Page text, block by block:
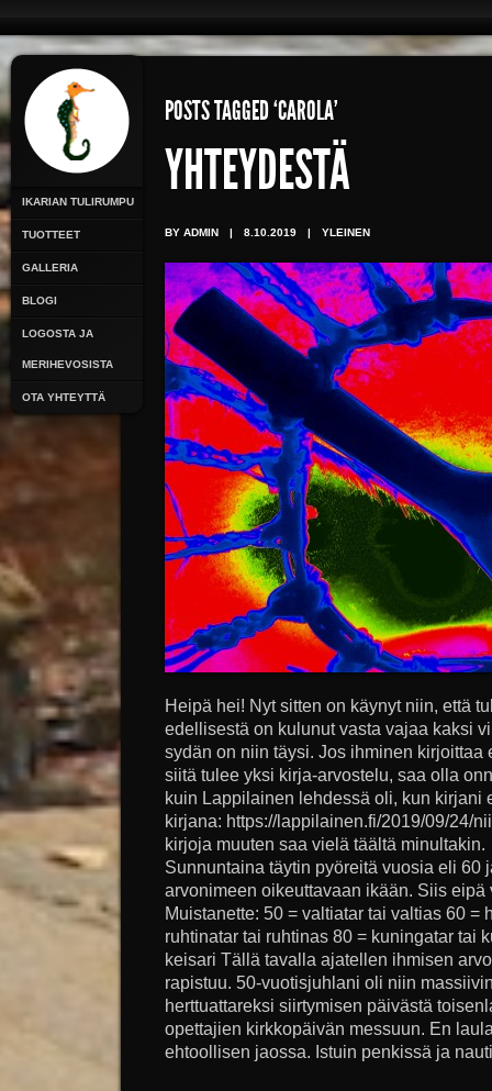
IKARIAN TULIRUMPU
TUOTTEET
GALLERIA
BLOGI
LOGOSTA JA
MERIHEVOSISTA
OTA YHTEYTTÄ
POSTS TAGGED ‘CAROLA’
YHTEYDESTÄ
BY ADMIN | 8.10.2019 | YLEINEN
Heipä hei! Nyt sitten on käynyt niin, että
edellisestä on kulunut vasta vajaa kaksi
sydän on niin täysi. Jos ihminen
siitä tulee yksi kirja-arvostelu, saa olla
kuin Lappilainen lehdessä oli, kun kirjani
kirjana: https://lappilainen.fi/2019/09/24/
kirjoja muuten saa vielä täältä
Sunnuntaina täytin pyöreitä vuosia eli 60
arvonimeen oikeuttavaan ikään. Siis
Muistanette: 50 = valtiatar tai valtias 60 =
ruhtinatar tai ruhtinas 80 = kuningatar tai
keisari Tällä tavalla ajatellen ihmisen
rapistuu. 50-vuotisjuhlani oli niin
herttuattareksi siirtymisen päivästä
opettajien kirkkopäivän messuun. En
ehtoollisen jaossa. Istuin penkissä ja